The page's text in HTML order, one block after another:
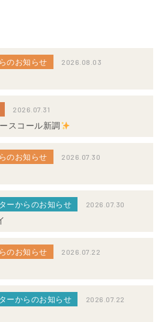
のお知らせ 2026.08.03
2026.07.31
スコール新調
のお知らせ 2026.07.30
ーからのお知らせ 2026.07.30
のお知らせ 2026.07.22
ーからのお知らせ 2026.07.22